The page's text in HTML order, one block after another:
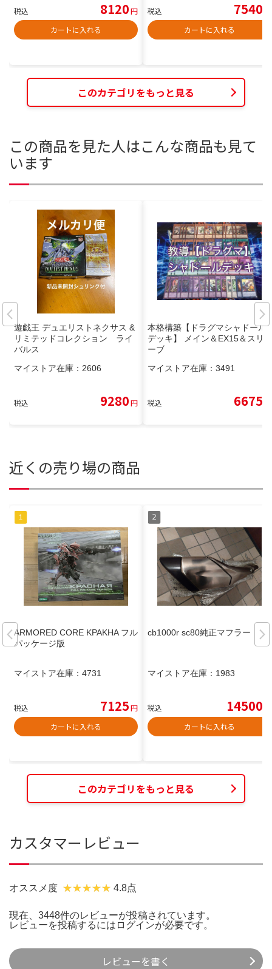
税込 8120円
カートに入れる
税込 7540
カートに入れる
このカテゴリをもっと見る
この商品を見た人はこんな商品も見て
います
遊戯王 デュエリストネクサス &
リミテッドコレクション ライ
バルス
マイストア在庫： 2606
税込 9280円
本格構築【ドラグマシャドール
デッキ】 メイン＆EX15＆スリ
ーブ
マイストア在庫： 3491
税込 6675
近くの売り場の商品
ARMORED CORE KPAKHA フル
パッケージ版
マイストア在庫： 4731
税込 7125円
カートに入れる
cb1000r sc80純正マフラー
マイストア在庫： 1983
税込 14500
カートに入れる
このカテゴリをもっと見る
カスタマーレビュー
オススメ度 4.8点
現在、3448件のレビューが投稿されています。
レビューを投稿するには ログインが必要です。
レビューを書く